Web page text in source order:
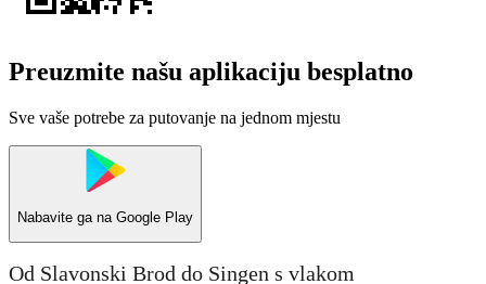
Preuzmite našu aplikaciju besplatno
Sve vaše potrebe za putovanje na jednom mjestu
Nabavite ga na Google Play
Od Slavonski Brod do Singen s vlakom